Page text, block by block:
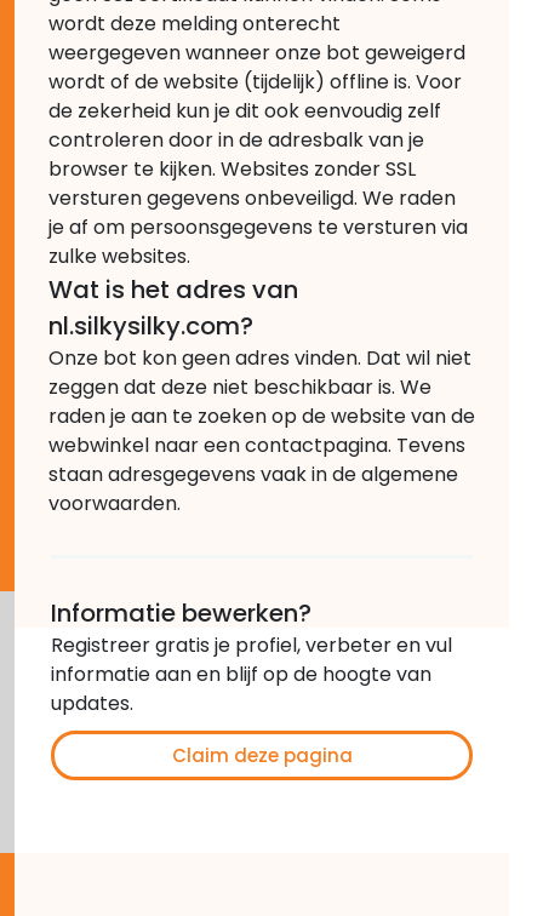
wordt deze melding onterecht
weergegeven wanneer onze bot geweigerd
wordt of de website (tijdelijk) offline is. Voor
de zekerheid kun je dit ook eenvoudig zelf
controleren door in de adresbalk van je
browser te kijken. Websites zonder SSL
versturen gegevens onbeveiligd. We raden
je af om persoonsgegevens te versturen via
zulke websites.
Wat is het adres van
nl.silkysilky.com?
Onze bot kon geen adres vinden. Dat wil niet
zeggen dat deze niet beschikbaar is. We
raden je aan te zoeken op de website van de
webwinkel naar een contactpagina. Tevens
staan adresgegevens vaak in de algemene
voorwaarden.
Informatie bewerken?
Registreer gratis je profiel, verbeter en vul
informatie aan en blijf op de hoogte van
updates.
Claim deze pagina